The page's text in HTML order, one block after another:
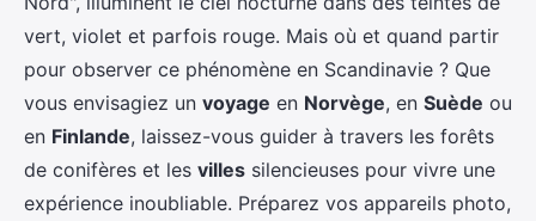
vert, violet et parfois rouge. Mais où et quand partir
pour observer ce phénomène en Scandinavie ? Que
vous envisagiez un voyage en Norvège, en Suède ou
en Finlande, laissez-vous guider à travers les forêts
de conifères et les villes silencieuses pour vivre une
expérience inoubliable. Préparez vos appareils photo,